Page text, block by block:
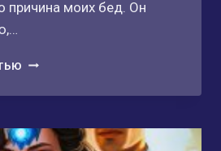
причина моих бед. Он
ВЛАСТЕЛИН
НОЧЕЙ